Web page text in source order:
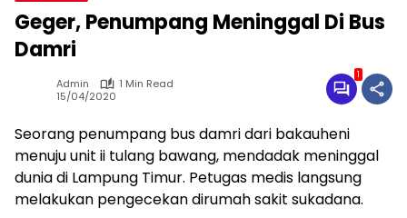
Geger, Penumpang Meninggal Di Bus
Damri
Admin
1 Min Read
15/04/2020
1
Seorang penumpang bus damri dari bakauheni
menuju unit ii tulang bawang, mendadak meninggal
dunia di Lampung Timur. Petugas medis langsung
melakukan pengecekan dirumah sakit sukadana.